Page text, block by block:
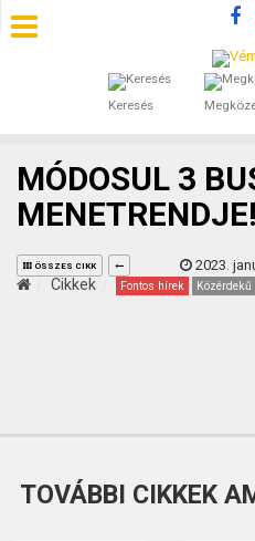
Keresés
SZÁLLÁSOK
ÁLTALÁNOS
KINCSES BARANYA
MÓDOSUL 3
MENETRENDJE!
ÖSSZES CIKK 2023.
Cikkek Fontos hírek
TOVÁBBI CIKKEK